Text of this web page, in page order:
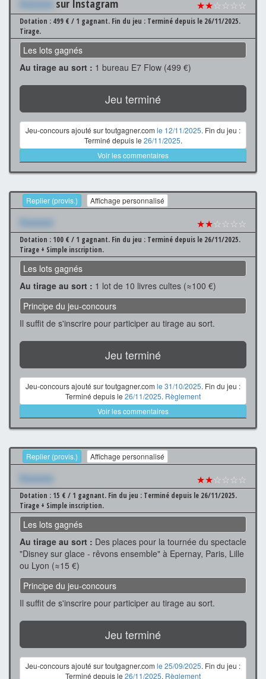
sur Instagram ★★☆☆☆☆
Dotation : 499 € / 1 gagnant. Fin du jeu : Terminé depuis le 26/11/2025.
Tirage.
Les lots gagnés
Au tirage au sort : 1 bureau E7 Flow (499 €)
Jeu terminé
Jeu-concours ajouté sur toutgagner.com le 12/11/2025. Fin du jeu :
Terminé depuis le 26/11/2025.
Voir les commentaires
Replier (provis.) Affichage personnalisé
Xxxxxxx ★★☆☆☆☆
Dotation : 100 € / 1 gagnant. Fin du jeu : Terminé depuis le 26/11/2025.
Tirage + Simple inscription.
Les lots gagnés
Au tirage au sort : 1 lot de 10 livres cultes (≈100 €)
Principe du jeu-concours
Il suffit de s'inscrire pour participer au tirage au sort.
Jeu terminé
Jeu-concours ajouté sur toutgagner.com le 31/10/2025. Fin du jeu :
Terminé depuis le 26/11/2025. Règlement
Voir les commentaires
Replier (provis.) Affichage personnalisé
Xxxxxxx ★★☆☆☆☆
Dotation : 15 € / 1 gagnant. Fin du jeu : Terminé depuis le 26/11/2025.
Tirage + Simple inscription.
Les lots gagnés
Au tirage au sort : Des places pour la tournée du spectacle
"Disney sur glace - rêvons ensemble" à Epernay, Paris, Lille
ou Lyon (≈15 €)
Principe du jeu-concours
Il suffit de s'inscrire pour participer au tirage au sort.
Jeu terminé
Jeu-concours ajouté sur toutgagner.com le 25/09/2025. Fin du jeu :
Terminé depuis le 26/11/2025. Règlement